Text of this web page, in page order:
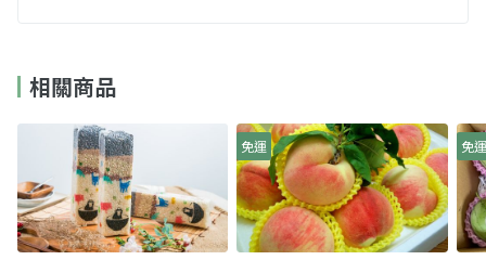
相關商品
免運 免運